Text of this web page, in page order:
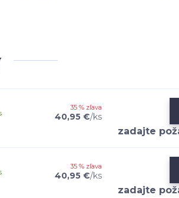
35 % zľava
40,95 €/ks
35 % zľava
40,95 €/ks